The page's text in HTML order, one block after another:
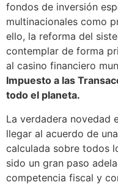
fondos de inversión
multinacionales como
ello, la reforma del
contemplar de forma
al casino financiero
Impuesto a las
todo el planeta.
La verdadera novedad
llegar al acuerdo de
calculada sobre todos
sido un gran paso
competencia fiscal y